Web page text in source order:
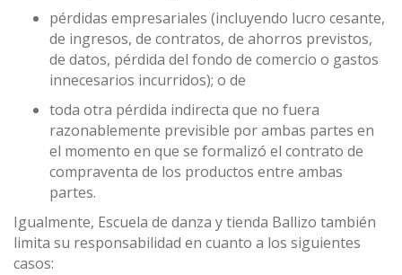
pérdidas empresariales (incluyendo lucro cesante,
de ingresos, de contratos, de ahorros previstos,
de datos, pérdida del fondo de comercio o gastos
innecesarios incurridos); o de
toda otra pérdida indirecta que no fuera
razonablemente previsible por ambas partes en
el momento en que se formalizó el contrato de
compraventa de los productos entre ambas
partes.
Igualmente, Escuela de danza y tienda Ballizo también
limita su responsabilidad en cuanto a los siguientes
casos: